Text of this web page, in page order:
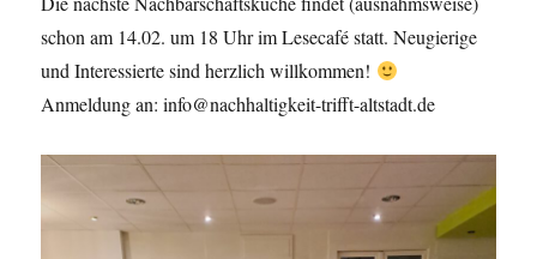
schon am 14.02. um 18 Uhr im Lesecafé statt. Neugierige
und Interessierte sind herzlich willkommen!
Anmeldung an: info@nachhaltigkeit-trifft-altstadt.de